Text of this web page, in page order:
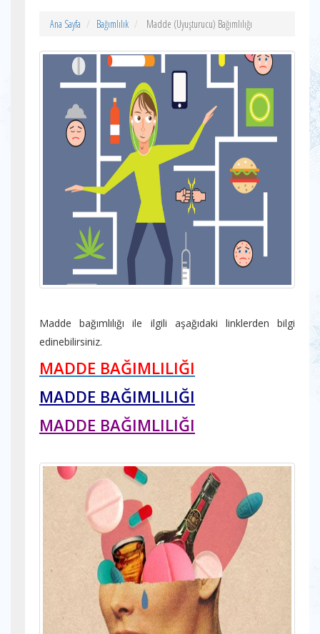
Ana Sayfa Bağımlılık Madde (Uyuşturucu) Bağımlılığı
Madde bağımlılığı ile ilgili aşağıdaki linklerden bilgi
edinebilirsiniz.
MADDE BAĞIMLILIĞI
MADDE BAĞIMLILIĞI
MADDE BAĞIMLILIĞI